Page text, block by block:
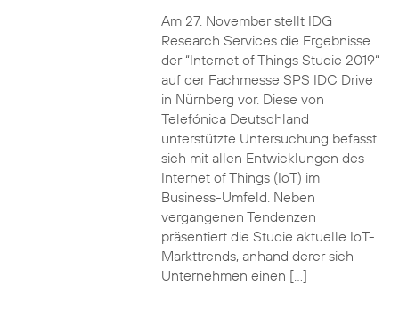
Am 27. November stellt IDG
Research Services die Ergebnisse
der “Internet of Things Studie 2019“
auf der Fachmesse SPS IDC Drive
in Nürnberg vor. Diese von
Telefónica Deutschland
unterstützte Untersuchung befasst
sich mit allen Entwicklungen des
Internet of Things (IoT) im
Business-Umfeld. Neben
vergangenen Tendenzen
präsentiert die Studie aktuelle IoT-
Markttrends, anhand derer sich
Unternehmen einen […]